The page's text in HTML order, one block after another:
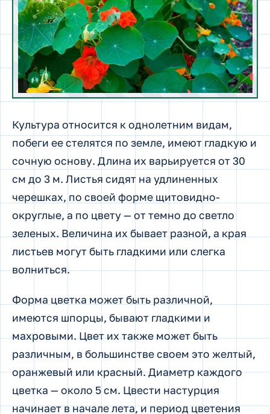
Культура относится к однолетним видам,
побеги ее стелятся по земле, имеют гладкую и
сочную основу. Длина их варьируется от 30
см до 3 м. Листья сидят на удлиненных
черешках, по своей форме щитовидно-
округлые, а по цвету — от темно до светло
зеленых. Величина их бывает разной, а края
листьев могут быть гладкими или слегка
волниться.
Форма цветка может быть различной,
имеются шпорцы, бывают гладкими и
махровыми. Цвет их также может быть
различным, в большинстве своем это желтый,
оранжевый или красный. Диаметр каждого
цветка — около 5 см. Цвести настурция
начинает в начале лета, и период цветения